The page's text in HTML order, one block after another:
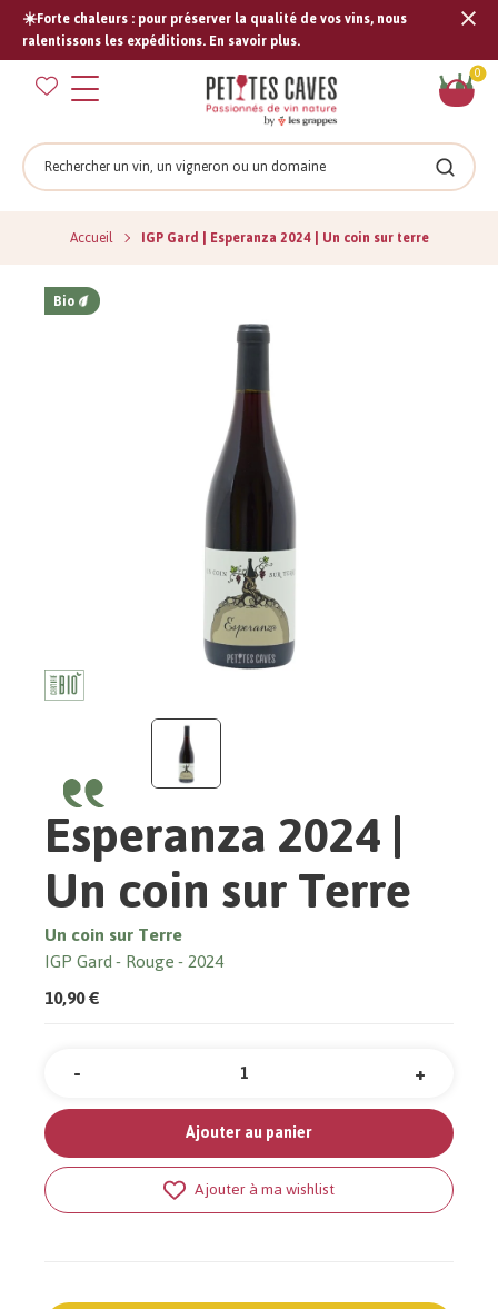
☀️Forte chaleurs : pour préserver la qualité de vos vins, nous
ralentissons les expéditions. En savoir plus.
0
Rechercher
Accueil IGP Gard | Esperanza 2024 | Un coin sur terre
Bio
Esperanza 2024 |
Un coin sur Terre
Un coin sur Terre
IGP Gard Rouge 2024
10,90 €
Quantité +
-
Ajouter au panier
Ajouter à ma wishlist